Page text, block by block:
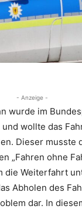
- Anzeige -
wurde im
wollte das
Dieser musste
„Fahren ohne
die Weiterfahrt
Abholen des
dar. In